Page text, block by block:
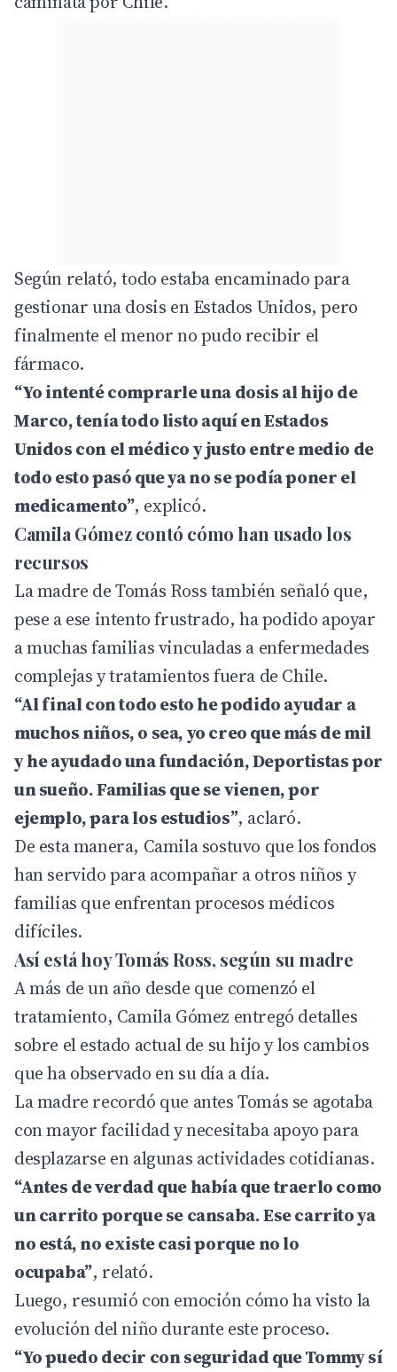
Según relató, todo estaba encaminado para
gestionar una dosis en Estados Unidos, pero
finalmente el menor no pudo recibir el
fármaco.
“Yo intenté comprarle una dosis al hijo de
Marco, tenía todo listo aquí en Estados
Unidos con el médico y justo entre medio de
todo esto pasó que ya no se podía poner el
medicamento”, explicó.
Camila Gómez contó cómo han usado los
recursos
La madre de Tomás Ross también señaló que,
pese a ese intento frustrado, ha podido apoyar
a muchas familias vinculadas a enfermedades
complejas y tratamientos fuera de Chile.
“Al final con todo esto he podido ayudar a
muchos niños, o sea, yo creo que más de mil
y he ayudado una fundación, Deportistas por
un sueño. Familias que se vienen, por
ejemplo, para los estudios”, aclaró.
De esta manera, Camila sostuvo que los fondos
han servido para acompañar a otros niños y
familias que enfrentan procesos médicos
difíciles.
Así está hoy Tomás Ross, según su madre
A más de un año desde que comenzó el
tratamiento, Camila Gómez entregó detalles
sobre el estado actual de su hijo y los cambios
que ha observado en su día a día.
La madre recordó que antes Tomás se agotaba
con mayor facilidad y necesitaba apoyo para
desplazarse en algunas actividades cotidianas.
“Antes de verdad que había que traerlo como
un carrito porque se cansaba. Ese carrito ya
no está, no existe casi porque no lo
ocupaba”, relató.
Luego, resumió con emoción cómo ha visto la
evolución del niño durante este proceso.
“Yo puedo decir con seguridad que Tommy sí